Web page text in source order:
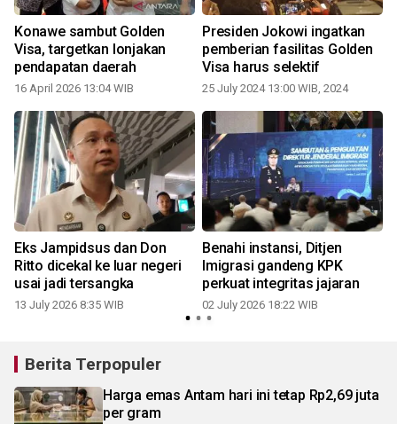
Konawe sambut Golden
Visa, targetkan lonjakan
pendapatan daerah
16 April 2026 13:04 WIB
Presiden Jokowi ingatkan
pemberian fasilitas Golden
Visa harus selektif
25 July 2024 13:00 WIB, 2024
Eks Jampidsus dan Don
Ritto dicekal ke luar negeri
usai jadi tersangka
13 July 2026 8:35 WIB
Benahi instansi, Ditjen
Imigrasi gandeng KPK
perkuat integritas jajaran
02 July 2026 18:22 WIB
Berita Terpopuler
Harga emas Antam hari ini tetap Rp2,69 juta
per gram